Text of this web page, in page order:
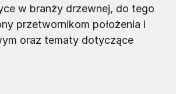
w branży drzewnej, do tego
przetwornikom położenia i
oraz tematy dotyczące